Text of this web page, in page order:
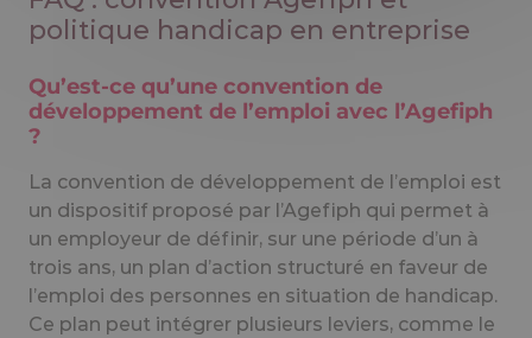
politique handicap en entreprise
Qu’est-ce qu’une convention de
développement de l’emploi avec l’Agefiph
?
La convention de développement de l’emploi est
un dispositif proposé par l’Agefiph qui permet à
un employeur de définir, sur une période d’un à
trois ans, un plan d’action structuré en faveur de
l’emploi des personnes en situation de handicap.
Ce plan peut intégrer plusieurs leviers, comme le